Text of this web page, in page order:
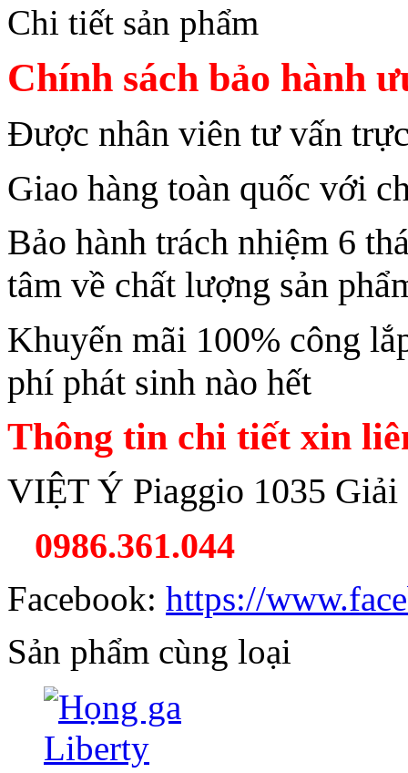
Chi tiết sản phẩm
Chính sách bảo hành
Được nhân viên tư vấn
Giao hàng toàn quốc với
Bảo hành trách nhiệm 6
tâm về chất lượng sản
Khuyến mãi 100% công
phí phát sinh nào hết
Thông tin chi tiết xin
VIỆT Ý Piaggio 1035
0986.361.044
Facebook: https://
Sản phẩm cùng loại